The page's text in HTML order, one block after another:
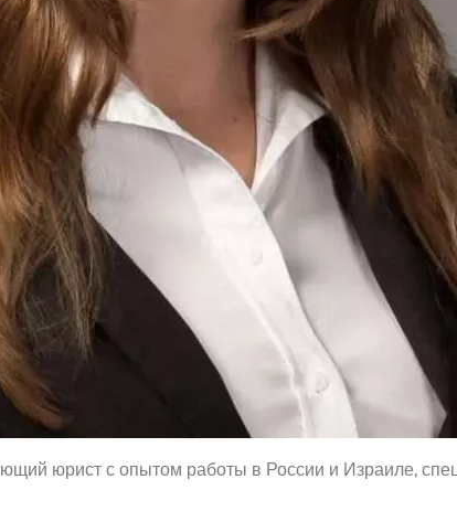
юрист с опытом работы в России и Израиле,